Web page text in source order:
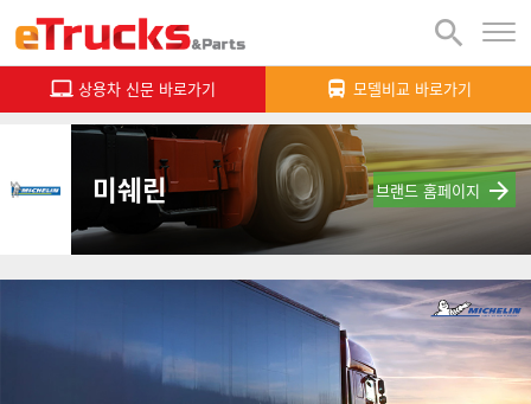

 상용차 신문 바로가기  모델비교 바로가기
미쉐린 브랜드 홈페이지 